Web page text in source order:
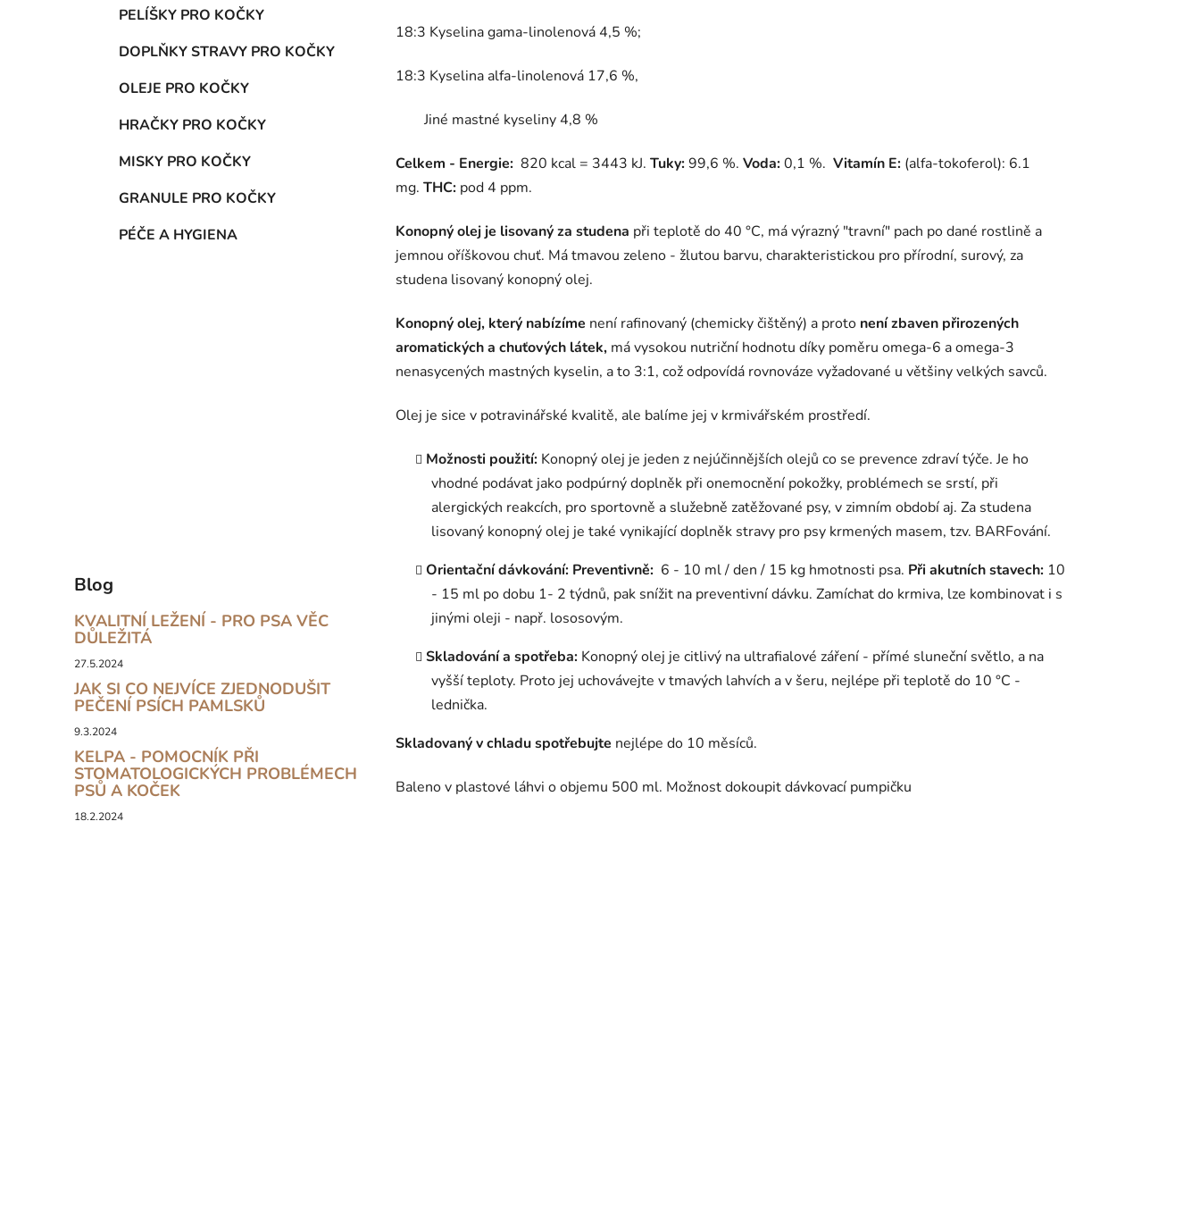
PELÍŠKY PRO KOČKY
DOPLŇKY STRAVY PRO KOČKY
OLEJE PRO KOČKY
HRAČKY PRO KOČKY
MISKY PRO KOČKY
GRANULE PRO KOČKY
PÉČE A HYGIENA
Blog
KVALITNÍ LEŽENÍ - PRO PSA VĚC
DŮLEŽITÁ
27.5.2024
JAK SI CO NEJVÍCE ZJEDNODUŠIT
PEČENÍ PSÍCH PAMLSKŮ
9.3.2024
KELPA - POMOCNÍK PŘI
STOMATOLOGICKÝCH PROBLÉMECH
PSŮ A KOČEK
18.2.2024
18:3 Kyselina gama-linolenová 4,5 %;
18:3 Kyselina alfa-linolenová 17,6 %,
Jiné mastné kyseliny 4,8 %
Celkem - Energie: 820 kcal = 3443 kJ. Tuky:99,6 %. Voda:0,1 %. Vitamín E: (alfa-tokoferol): 6.1
mg. THC: pod 4 ppm.
Konopný olej je lisovaný za studena při teplotě do 40 °C, má výrazný "travní" pach po dané rostlině a
jemnou oříškovou chuť. Má tmavou zeleno - žlutou barvu, charakteristickou pro přírodní, surový, za
studena lisovaný konopný olej.
Konopný olej, který nabízíme není rafinovaný (chemicky čištěný) a proto není zbaven přirozených
aromatických a chuťových látek, má vysokou nutriční hodnotu díky poměru omega-6 a omega-3
nenasycených mastných kyselin, a to 3:1, což odpovídá rovnováze vyžadované u většiny velkých savců.
Olej je sice v potravinářské kvalitě, ale balíme jej v krmivářském prostředí.
Možnosti použití: Konopný olej je jeden z nejúčinnějších olejů co se prevence zdraví týče. Je ho
vhodné podávat jako podpúrný doplněk při onemocnění pokožky, problémech se srstí, při
alergických reakcích, pro sportovně a služebně zatěžované psy, v zimním období aj. Za studena
lisovaný konopný olej je také vynikající doplněk stravy pro psy krmených masem, tzv. BARFování.
Orientační dávkování: Preventivně: 6 - 10 ml / den / 15 kg hmotnosti psa. Při akutních stavech: 10
- 15 ml po dobu 1- 2 týdnů, pak snížit na preventivní dávku. Zamíchat do krmiva, lze kombinovat i s
jinými oleji - např. lososovým.
Skladování a spotřeba: Konopný olej je citlivý na ultrafialové záření - přímé sluneční světlo, a na
vyšší teploty. Proto jej uchovávejte v tmavých lahvích a v šeru, nejlépe při teplotě do 10 °C -
lednička.
Skladovaný v chladu spotřebujte nejlépe do 10 měsíců.
Baleno v plastové láhvi o objemu 500 ml. Možnost dokoupit dávkovací pumpičku